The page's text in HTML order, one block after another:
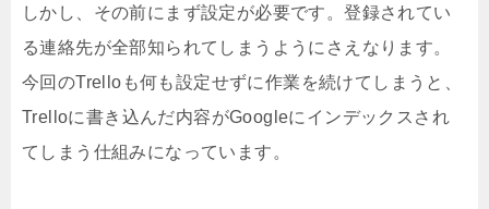
しかし、その前にまず設定が必要です。登録されてい
る連絡先が全部知られてしまうようにさえなります。
今回のTrelloも何も設定せずに作業を続けてしまうと、
Trelloに書き込んだ内容がGoogleにインデックスされ
てしまう仕組みになっています。